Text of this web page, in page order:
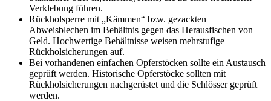
Verklebung führen.
Rückholsperre mit „Kämmen“ bzw. gezackten
Abweisblechen im Behältnis gegen das Herausfischen von
Geld. Hochwertige Behältnisse weisen mehrstufige
Rückholsicherungen auf.
Bei vorhandenen einfachen Opferstöcken sollte ein Austausch
geprüft werden. Historische Opferstöcke sollten mit
Rückholsicherungen nachgerüstet und die Schlösser geprüft
werden.